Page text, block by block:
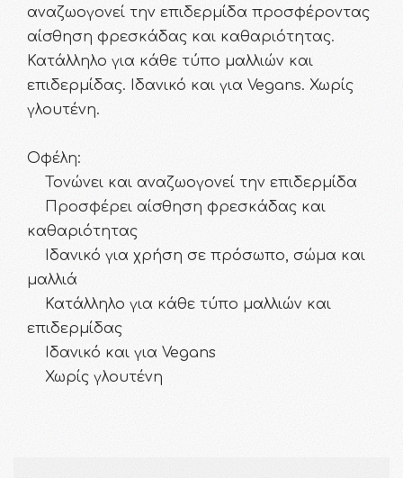
αναζωογονεί την επιδερμίδα προσφέροντας
αίσθηση φρεσκάδας και καθαριότητας.
Κατάλληλο για κάθε τύπο μαλλιών και
επιδερμίδας. Ιδανικό και για Vegans. Χωρίς
γλουτένη.
Οφέλη:
Τονώνει και αναζωογονεί την επιδερμίδα
Προσφέρει αίσθηση φρεσκάδας και
καθαριότητας
Ιδανικό για χρήση σε πρόσωπο, σώμα και
μαλλιά
Κατάλληλο για κάθε τύπο μαλλιών και
επιδερμίδας
Ιδανικό και για Vegans
Χωρίς γλουτένη